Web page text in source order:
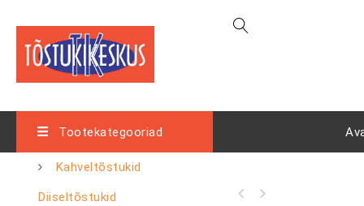
Tootekategooriad
Kahveltõstukid
Diiseltõstukid